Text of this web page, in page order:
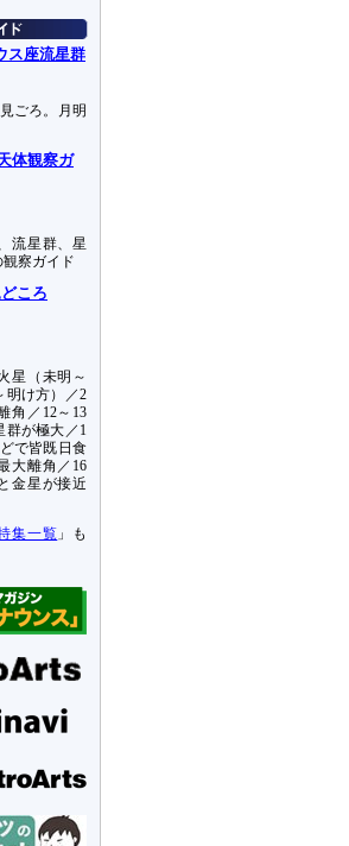
ス座流星群
ごろ。月明
体観察ガ
流星群、星
察ガイド
ころ
星（未明～
明け方）／2
角／12～13
群が極大／1
で皆既日食
大離角／16
金星が接近
集一覧 」も